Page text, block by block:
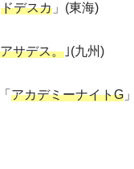
ドデスカ 」 (東海)
アサデス。 ｣(九州)
アカデミーナイトG 」